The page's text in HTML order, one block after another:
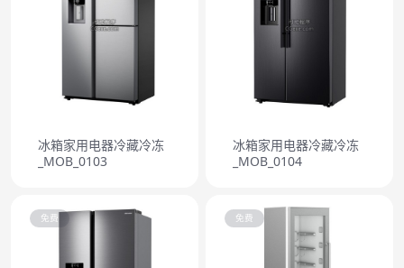
冰箱家用电器冷藏冷冻
_MOB_0103
冰箱家用电器冷藏冷冻
_MOB_0104
免费 免费